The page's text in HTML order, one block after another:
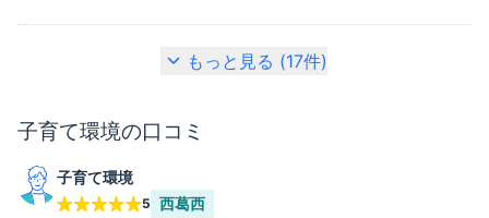
もっと見る (17件)
子育て環境の口コミ
子育て環境
5 西葛西